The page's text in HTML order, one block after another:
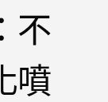
不
噴